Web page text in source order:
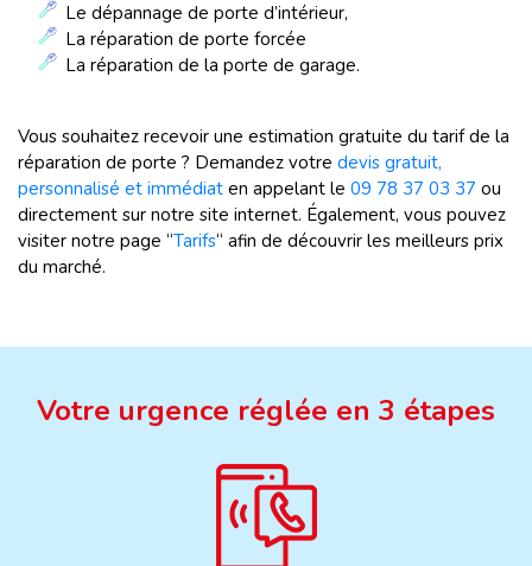
Le dépannage de porte d’intérieur,
La réparation de porte forcée
La réparation de la porte de garage.
Vous souhaitez recevoir une estimation gratuite du tarif de la
réparation de porte ? Demandez votre devis gratuit,
personnalisé et immédiat en appelant le 09 78 37 03 37 ou
directement sur notre site internet. Également, vous pouvez
visiter notre page “Tarifs“ afin de découvrir les meilleurs prix
du marché.
Votre urgence réglée en 3 étapes